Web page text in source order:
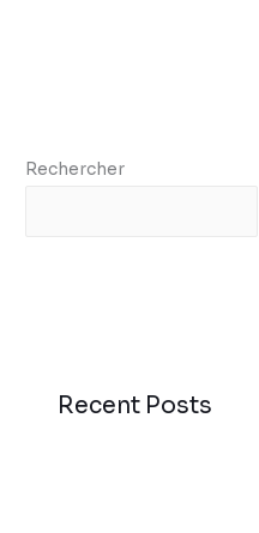
Rechercher
Recent Posts